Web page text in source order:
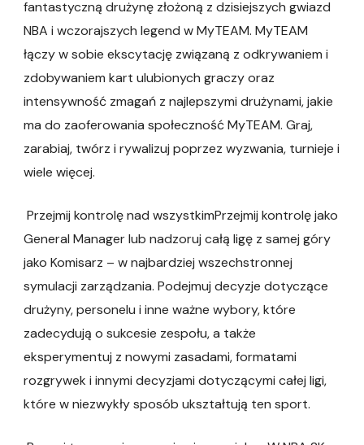
fantastyczną drużynę złożoną z dzisiejszych gwiazd
NBA i wczorajszych legend w MyTEAM. MyTEAM
łączy w sobie ekscytację związaną z odkrywaniem i
zdobywaniem kart ulubionych graczy oraz
intensywność zmagań z najlepszymi drużynami, jakie
ma do zaoferowania społeczność MyTEAM. Graj,
zarabiaj, twórz i rywalizuj poprzez wyzwania, turnieje i
wiele więcej.
Przejmij kontrolę nad wszystkimPrzejmij kontrolę jako
General Manager lub nadzoruj całą ligę z samej góry
jako Komisarz – w najbardziej wszechstronnej
symulacji zarządzania. Podejmuj decyzje dotyczące
drużyny, personelu i inne ważne wybory, które
zadecydują o sukcesie zespołu, a także
eksperymentuj z nowymi zasadami, formatami
rozgrywek i innymi decyzjami dotyczącymi całej ligi,
które w niezwykły sposób ukształtują ten sport.